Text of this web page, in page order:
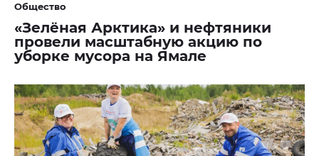
Общество
«Зелёная Арктика» и нефтяники
провели масштабную акцию по
уборке мусора на Ямале